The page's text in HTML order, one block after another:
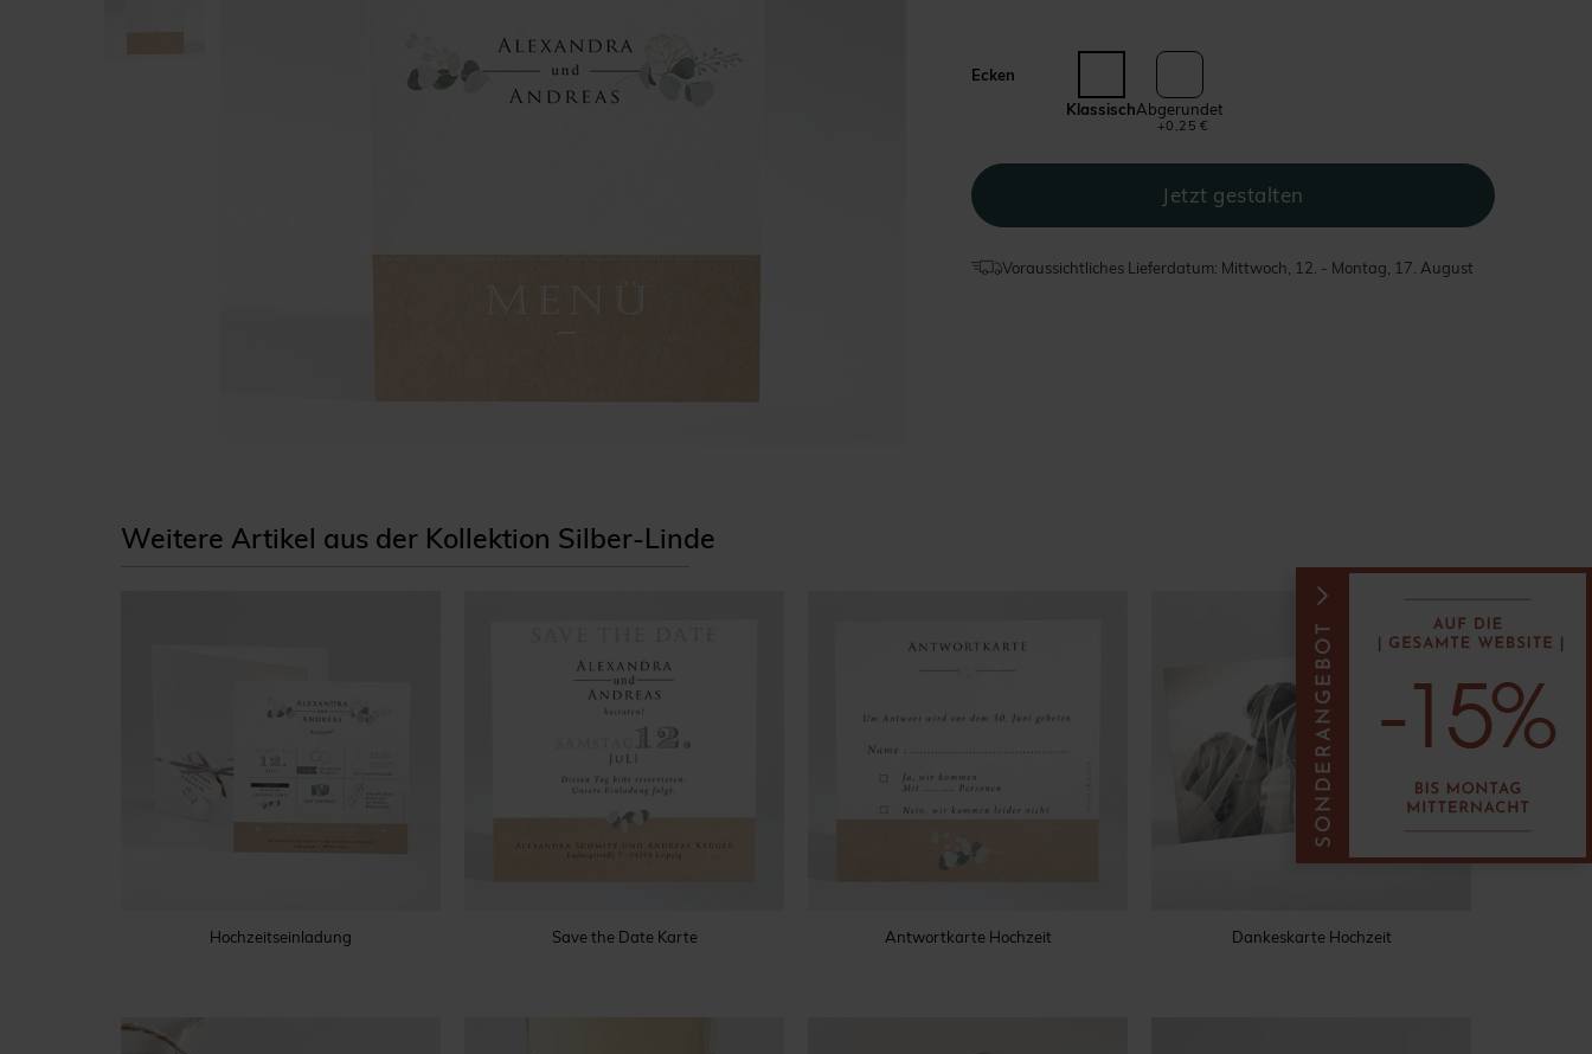
Ecken
KlassischAbgerundet
+0,25 €
Voraussichtliches Lieferdatum: Mittwoch, 12. - Montag, 17. August
Weitere Artikel aus der Kollektion Silber-Linde
Hochzeitseinladung Save the Date Karte Antwortkarte Hochzeit Dankeskarte Hochzeit